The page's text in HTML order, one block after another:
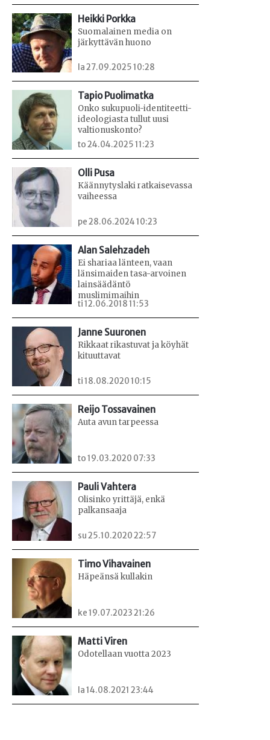
Heikki Porkka
Suomalainen media on
järkyttävän huono
la 27.09.2025 10:28
Tapio Puolimatka
Onko sukupuoli-identiteetti-
ideologiasta tullut uusi
valtionuskonto?
to 24.04.2025 11:23
Olli Pusa
Käännytyslaki ratkaisevassa
vaiheessa
pe 28.06.2024 10:23
Alan Salehzadeh
Ei shariaa länteen, vaan
länsimaiden tasa-arvoinen
lainsäädäntö
muslimimaihin
ti 12.06.2018 11:53
Janne Suuronen
Rikkaat rikastuvat ja köyhät
kituuttavat
ti 18.08.2020 10:15
Reijo Tossavainen
Auta avun tarpeessa
to 19.03.2020 07:33
Pauli Vahtera
Olisinko yrittäjä, enkä
palkansaaja
su 25.10.2020 22:57
Timo Vihavainen
Häpeänsä kullakin
ke 19.07.2023 21:26
Matti Viren
Odotellaan vuotta 2023
la 14.08.2021 23:44